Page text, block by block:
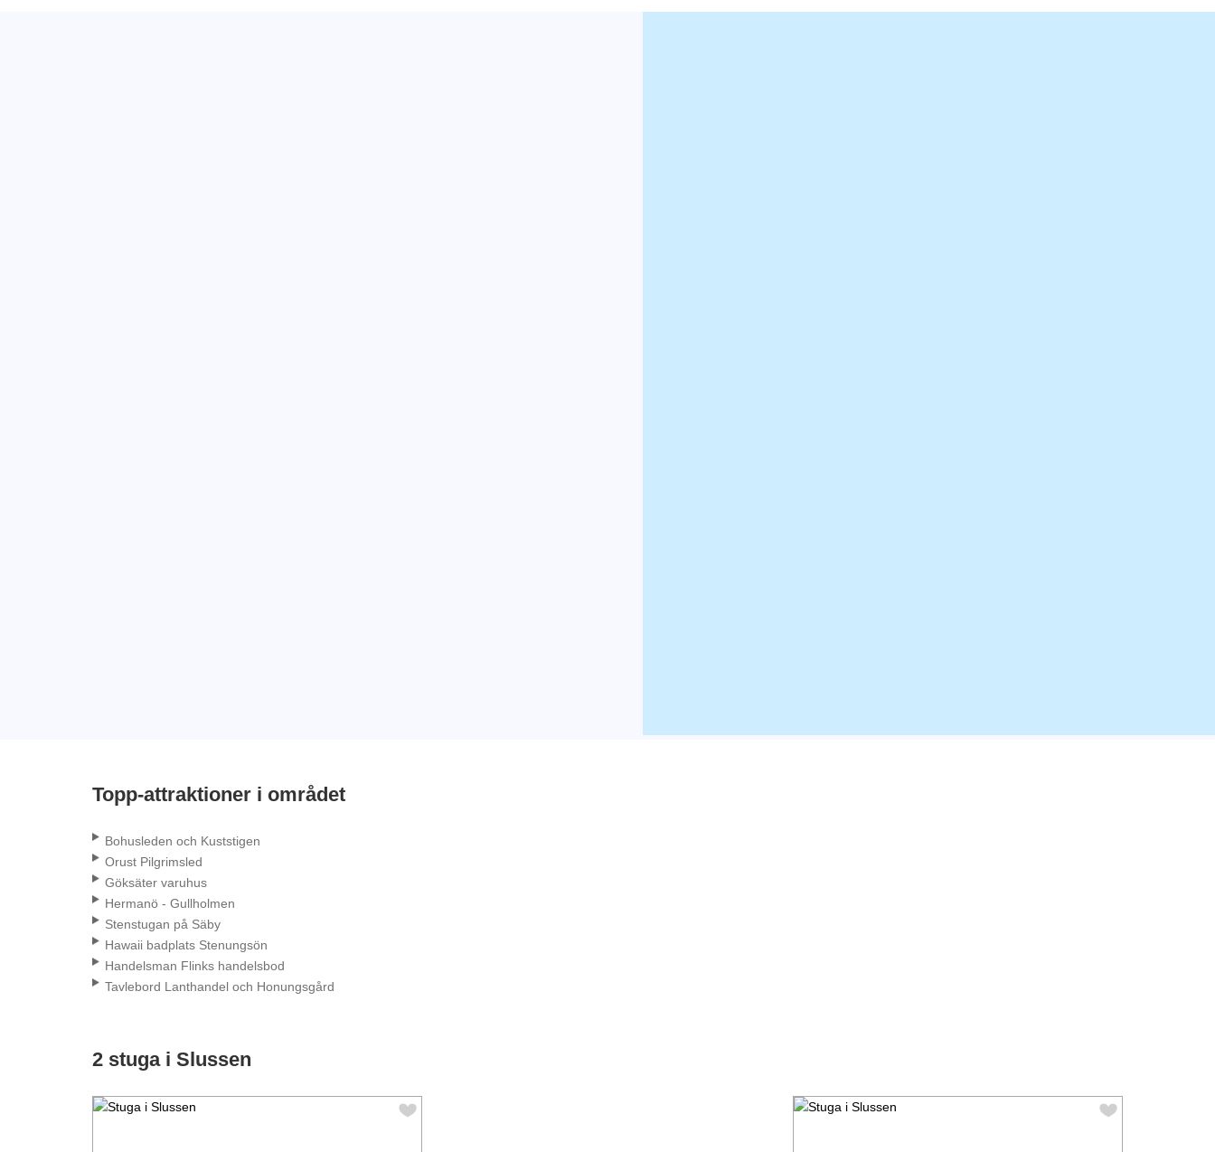
Topp-attraktioner i området
Bohusleden och Kuststigen
Orust Pilgrimsled
Göksäter varuhus
Hermanö - Gullholmen
Stenstugan på Säby
Hawaii badplats Stenungsön
Handelsman Flinks handelsbod
Tavlebord Lanthandel och Honungsgård
2 stuga i Slussen